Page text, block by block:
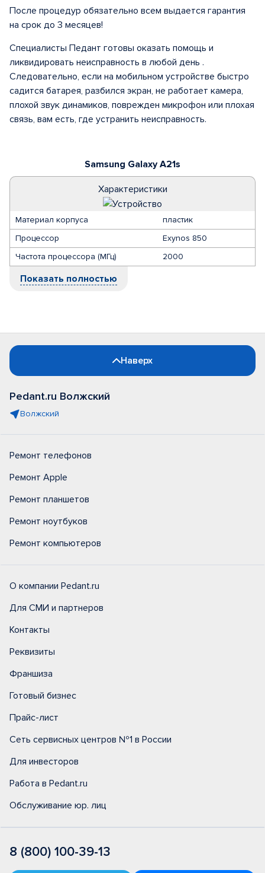
Samsung Galaxy A21s
Характеристики
Материал корпуса
пластик
Процессор
Exynos 850
Частота процессора (МГц)
2000
Показать полностью
После процедур обязательно всем выдается гарантия
на срок до 3 месяцев!
Специалисты Педант готовы оказать помощь и
ликвидировать неисправность в любой день .
Следовательно, если на мобильном устройстве быстро
садится батарея, разбился экран, не работает камера,
плохой звук динамиков, поврежден микрофон или плохая
связь, вам есть, где устранить неисправность.
Наверх
Pedant.ru Волжский
Волжский
Ремонт телефонов
Ремонт Apple
Ремонт планшетов
Ремонт ноутбуков
Ремонт компьютеров
О компании Pedant.ru
Для СМИ и партнеров
Контакты
Реквизиты
Франшиза
Готовый бизнес
Прайс-лист
Сеть сервисных центров №1 в России
Для инвесторов
Работа в Pedant.ru
Обслуживание юр. лиц
8 (800) 100-39-13